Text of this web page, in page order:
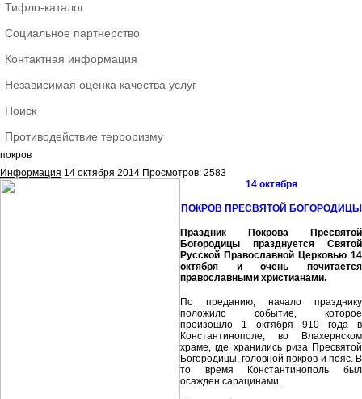
Тифло-каталог
Социальное партнерство
Контактная информация
Независимая оценка качества услуг
Поиск
Противодействие терроризму
покров
Информация 14 октября 2014 Просмотров: 2583
14 октября
ПОКРОВ ПРЕСВЯТОЙ БОГОРОДИЦЫ
Праздник Покрова Пресвятой
Богородицы празднуется Святой
Русской Православной Церковью 14
октября и очень почитается
православными христианами.
По преданию, начало празднику
положило событие, которое
произошло 1 октября 910 года в
Константинополе, во Влахернском
храме, где хранились риза Пресвятой
Богородицы, головной покров и пояс. В
то время Константинополь был
осажден сарацинами.